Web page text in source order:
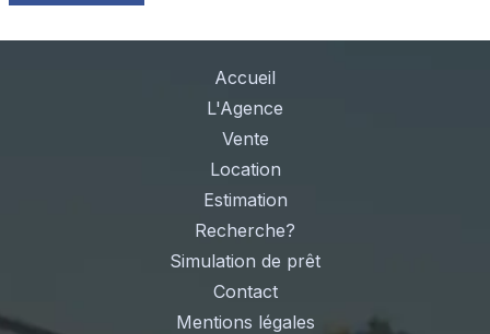
Accueil
L'Agence
Vente
Location
Estimation
Recherche?
Simulation de prêt
Contact
Mentions légales